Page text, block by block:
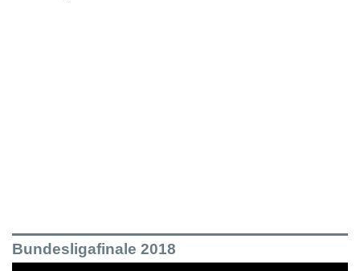
Bundesligafinale 2018